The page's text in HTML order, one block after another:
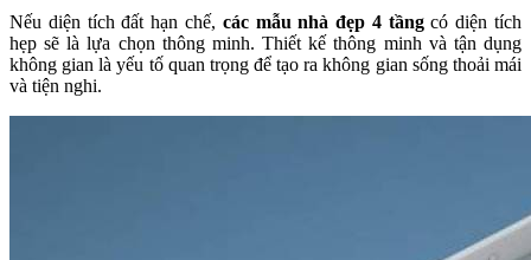
Nếu diện tích đất hạn chế, các mẫu nhà đẹp 4 tầngcó diện tích
hẹp sẽ là lựa chọn thông minh. Thiết kế thông minh và tận dụng
không gian là yếu tố quan trọng để tạo ra không gian sống thoải mái
và tiện nghi.